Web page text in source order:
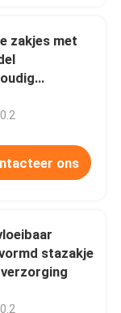
zakjes met
ons
stazakje